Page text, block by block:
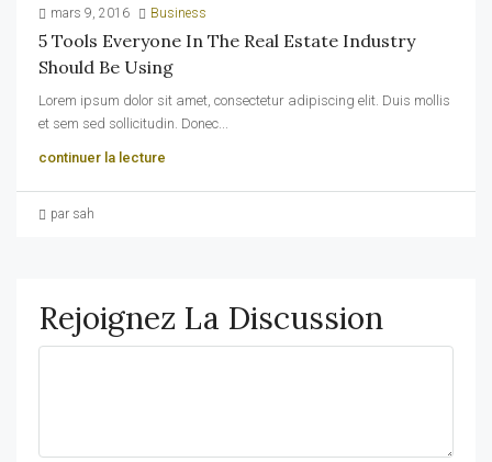
mars 9, 2016 Business
5 Tools Everyone In The Real Estate Industry
Should Be Using
Lorem ipsum dolor sit amet, consectetur adipiscing elit. Duis mollis
et sem sed sollicitudin. Donec...
continuer la lecture
par sah
Rejoignez La Discussion